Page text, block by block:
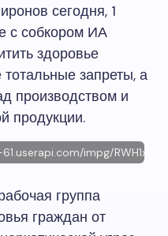
сегодня, 1
с собкором ИА
здоровье
запреты, а
производством и
продукции.
impg/
группа
граждан от